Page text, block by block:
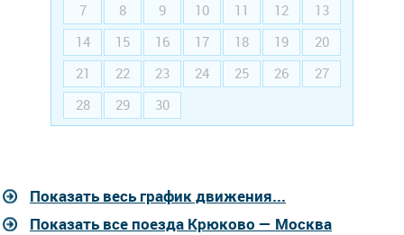
7
8 9 10 11 12
13
14
15 16 17 18 19
20
21
22 23 24 25 26
27
28
29 30
Показать весь график движения...
Показать все поезда Крюково — Москва